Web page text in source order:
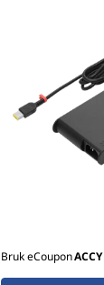
Bruk eCouponACCY